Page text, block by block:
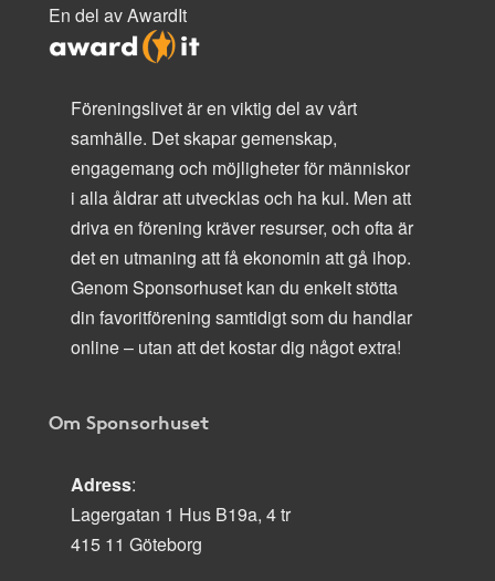
En del av AwardIt
Föreningslivet är en viktig del av vårt
samhälle. Det skapar gemenskap,
engagemang och möjligheter för människor
i alla åldrar att utvecklas och ha kul. Men att
driva en förening kräver resurser, och ofta är
det en utmaning att få ekonomin att gå ihop.
Genom Sponsorhuset kan du enkelt stötta
din favoritförening samtidigt som du handlar
online – utan att det kostar dig något extra!
Om Sponsorhuset
Adress:
Lagergatan 1 Hus B19a, 4 tr
415 11 Göteborg